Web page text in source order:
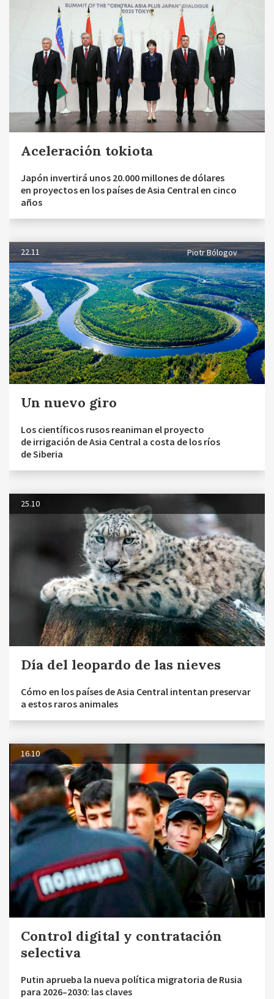
Aceleración tokiota
Japón invertirá unos 20.000 millones de dólares
en proyectos en los países de Asia Central en cinco
años
22.11 Piotr Bólogov
Un nuevo giro
Los científicos rusos reaniman el proyecto
de irrigación de Asia Central a costa de los ríos
de Siberia
25.10
Día del leopardo de las nieves
Cómo en los países de Asia Central intentan preservar
a estos raros animales
16.10
Control digital y contratación
selectiva
Putin aprueba la nueva política migratoria de Rusia
para 2026–2030: las claves